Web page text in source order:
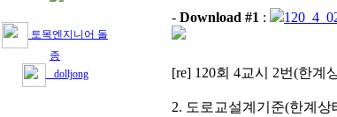
토목엔지니어 돌
종
dolljong
- Download #1 :
[re] 120회 4교시 2번(한계
2. 도로교설계기준(한계